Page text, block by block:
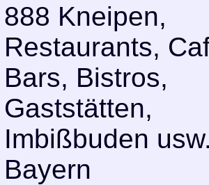
888 Kneipen,
Restaurants,
Bars, Bistros,
Gaststätten,
Imbißbuden
Bayern